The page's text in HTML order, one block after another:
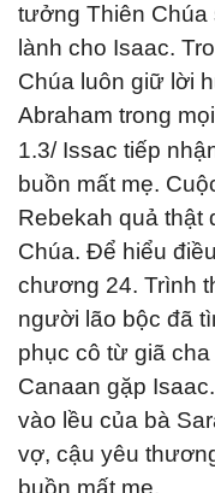
tưởng Thiên Chúa
lành cho Isaac.
Chúa luôn giữ lời
Abraham trong
1.3/ Issac tiếp
buồn mất mẹ.
Rebekah quả thật
Chúa. Để hiểu
chương 24. Trình
người lão bộc đã
phục cô từ giã
Canaan gặp
vào lều của bà
vợ, cậu yêu
buồn mất mẹ.